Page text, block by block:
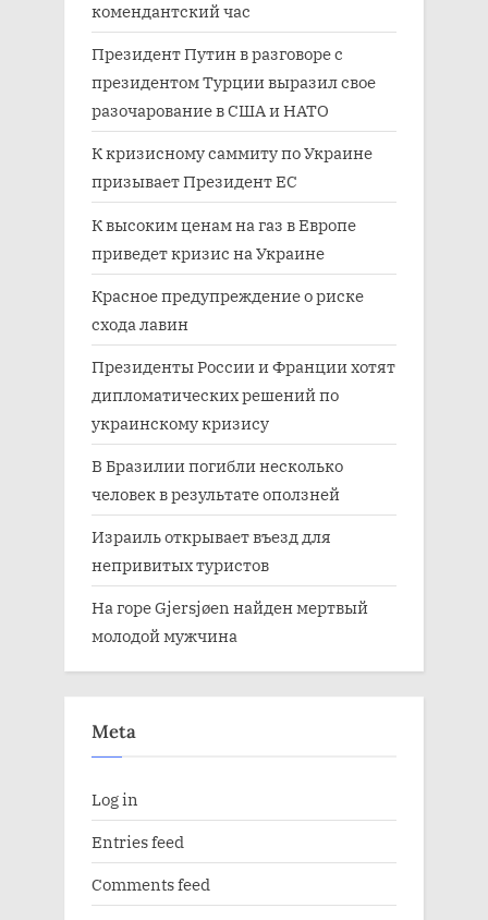
комендантский час
Президент Путин в разговоре с
президентом Турции выразил свое
разочарование в США и НАТО
К кризисному саммиту по Украине
призывает Президент ЕС
К высоким ценам на газ в Европе
приведет кризис на Украине
Красное предупреждение о риске
схода лавин
Президенты России и Франции хотят
дипломатических решений по
украинскому кризису
В Бразилии погибли несколько
человек в результате оползней
Израиль открывает въезд для
непривитых туристов
На горе Gjersjøen найден мертвый
молодой мужчина
Meta
Log in
Entries feed
Comments feed